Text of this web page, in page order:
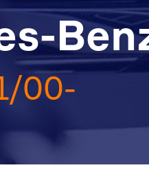
00-